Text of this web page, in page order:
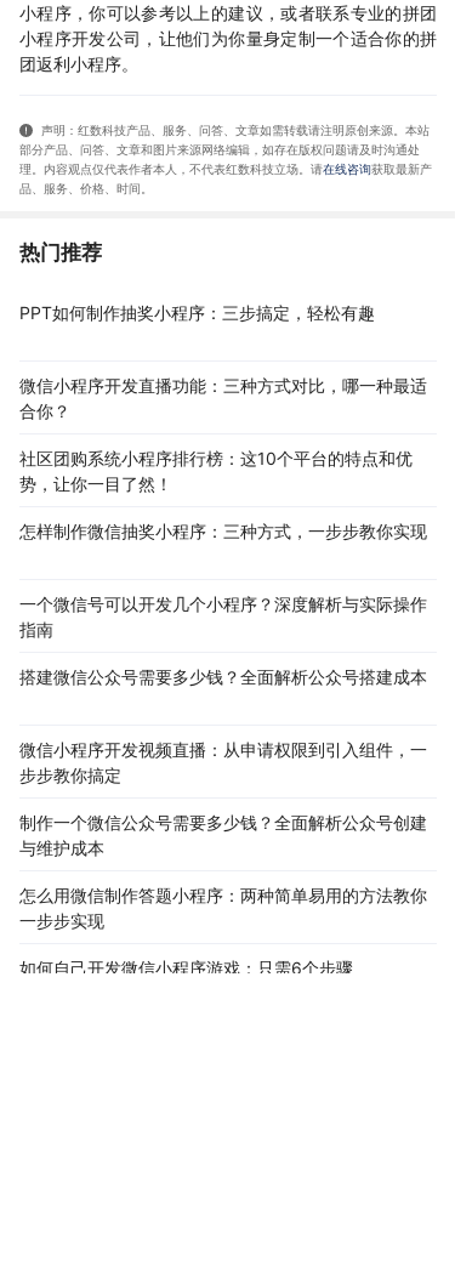
小程序，你可以参考以上的建议，或者联系专业的拼团
小程序开发公司，让他们为你量身定制一个适合你的拼
团返利小程序。
声明：红数科技产品、服务、问答、文章如需转载请注明原创来源。本站
部分产品、问答 、文章和图片来源网络编辑，如存在版权问题请及时沟通处
理。内容观点仅代表作者本人，不代表红数科技立场。请在线咨询获取最新产
品、服务、价格、时间
热门推荐
PPT如何制作抽奖小程序：三步搞定，轻松有趣
微信小程序开发直播功能：三种方式对比，哪一种最适
合你？
社区团购系统小程序排行榜：这10个平台的特点和优
势，让你一目了然！
怎样制作微信抽奖小程序：三种方式，一步步教你实现
一个微信号可以开发几个小程序？深度解析与实际操作
指南
搭建微信公众号需要多少钱？全面解析公众号搭建成本
微信小程序开发视频直播：从申请权限到引入组件，一
步步教你搞定
制作一个微信公众号需要多少钱？全面解析公众号创建
与维护成本
怎么用微信制作答题小程序：两种简单易用的方法教你
一步步实现
如何自己开发微信小程序游戏：只需6个步骤